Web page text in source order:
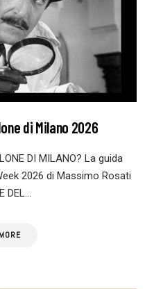
di Milano 2026
DI MILANO? La guida
2026 di Massimo Rosati
DEL…